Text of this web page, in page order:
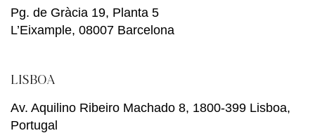
Pg. de Gràcia 19, Planta 5
L’Eixample, 08007 Barcelona
LISBOA
Av. Aquilino Ribeiro Machado 8, 1800-399 Lisboa,
Portugal